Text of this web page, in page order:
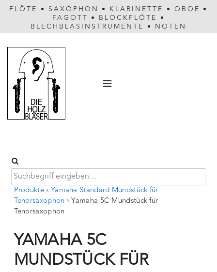
FLÖTE • SAXOPHON • KLARINETTE • OBOE
•
FAGOTT
• BLOCKFLÖTE
•
BLECHBLASINSTRUMENTE
• NOTEN
Produkte › Yamaha Standard Mundstück für
Tenorsaxophon › Yamaha 5C Mundstück für
Tenorsaxophon
YAMAHA 5C
MUNDSTÜCK FÜR